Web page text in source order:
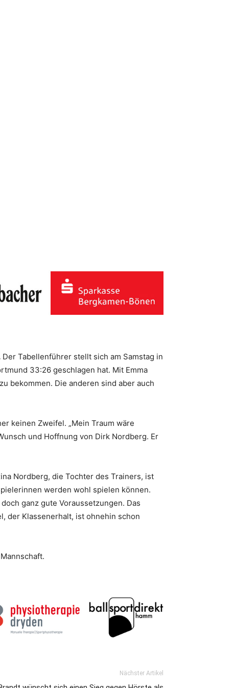
Der Tabellenführer stellt sich am Samstag in
33:26 geschlagen hat. Mit Emma
bekommen. Die anderen sind aber auch
keinen Zweifel. „Mein Traum wäre
und Hoffnung von Dirk Nordberg. Er
Nordberg, die Tochter des Trainers, ist
werden wohl spielen können.
ganz gute Voraussetzungen. Das
der Klassenerhalt, ist ohnehin schon
Nächster Artikel